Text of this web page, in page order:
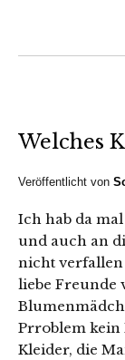
Welches
Veröffentlicht von
Ich hab da
und auch an
nicht verfallen
liebe Freunde
Prroblem kein
Kleider, die